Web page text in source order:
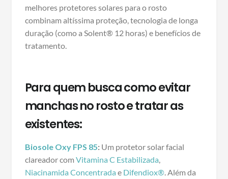
melhores protetores solares para o rosto
combinam altíssima proteção, tecnologia de longa
duração (como a Solent® 12 horas) e benefícios de
tratamento.
Para quem busca como evitar
manchas no rosto e tratar as
existentes:
Biosole Oxy FPS 85:Um protetor solar facial
clareador com Vitamina C Estabilizada,
Niacinamida Concentrada e Difendiox®. Além da